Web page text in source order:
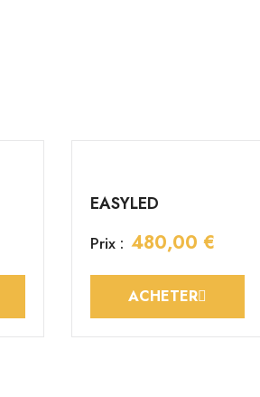
EASYLED
Prix : 480,00 €
ACHETER